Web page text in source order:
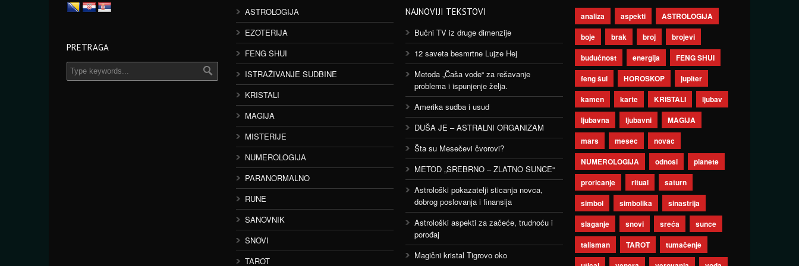
PRETRAGA
ASTROLOGIJA
EZOTERIJA
FENG SHUI
ISTRAŽIVANJE SUDBINE
KRISTALI
MAGIJA
MISTERIJE
NUMEROLOGIJA
PARANORMALNO
RUNE
SANOVNIK
SNOVI
TAROT
NAJNOVIJI TEKSTOVI
Bučni TV iz druge dimenzije
12 saveta besmrtne Lujze Hej
Metoda „Čaša vode“ za rešavanje
problema i ispunjenje želja.
Amerika sudba i usud
DUŠA JE – ASTRALNI ORGANIZAM
Šta su Mesečevi čvorovi?
METOD „SREBRNO – ZLATNO SUNCE“
Astrološki pokazatelji sticanja novca,
dobrog poslovanja i finansija
Astrološki aspekti za začeće, trudnoću i
porođaj
Magični kristal Tigrovo oko
analiza aspekti
ASTROLOGIJA
boje
brak broj
brojevi
budućnost
energija
FENG SHUI
feng šui
HOROSKOP
jupiter
kamen
karte KRISTALI
ljubav
ljubavna
ljubavni
MAGIJA
mars
mesec
novac
NUMEROLOGIJA
odnosi
planete
proricanje
ritual
saturn
simbol
simbolika
sinastrija
slaganje
snovi sreća
sunce
talisman
TAROT
tumačenje